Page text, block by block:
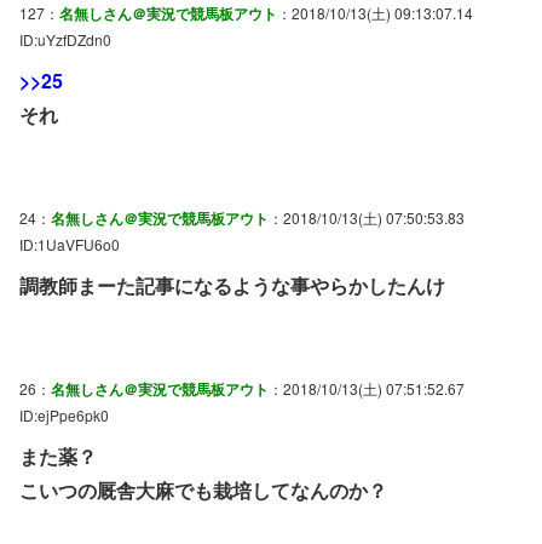
127： 名無しさん＠実況で競馬板アウト ：2018/10/13(土) 09:13:07.14
ID:uYzfDZdn0
>>25
それ
24： 名無しさん＠実況で競馬板アウト ：2018/10/13(土) 07:50:53.83
ID:1UaVFU6o0
調教師まーた記事になるような事やらかしたんけ
26： 名無しさん＠実況で競馬板アウト ：2018/10/13(土) 07:51:52.67
ID:ejPpe6pk0
また薬？
こいつの厩舎大麻でも栽培してなんのか？